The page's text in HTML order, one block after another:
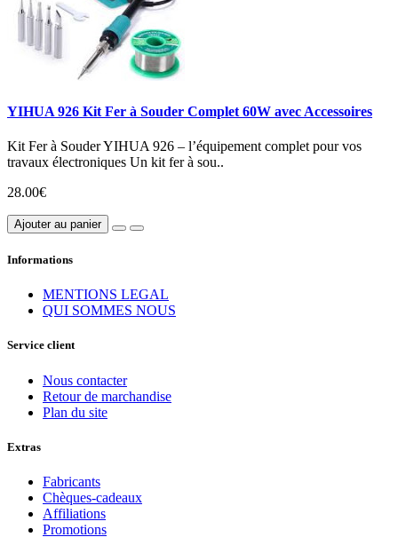
YIHUA 926 Kit Fer à Souder Complet 60W avec Accessoires
Kit Fer à Souder YIHUA 926 – l’équipement complet pour vos
travaux électroniques Un kit fer à sou..
28.00€
Ajouter au panier
Informations
MENTIONS LEGAL
QUI SOMMES NOUS
Service client
Nous contacter
Retour de marchandise
Plan du site
Extras
Fabricants
Chèques-cadeaux
Affiliations
Promotions